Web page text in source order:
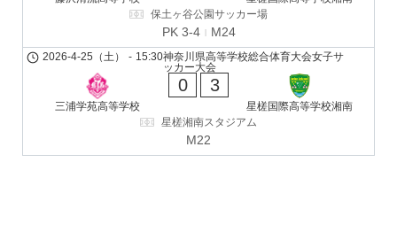
保土ヶ谷公園サッカー場
PK 3-4 M24
神奈川県高等学校総合体育大会女子サ
ッカー大会
2026-4-25（土） - 15:30
三浦学苑高等学校
0 3
星槎国際高等学校湘南
星槎湘南スタジアム
M22